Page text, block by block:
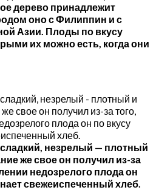
дерево принадлежит
оно с Филиппин и с
Азии. Плоды по вкусу
их можно есть, когда они
незрелый — плотный
же свое он получил из-за
недозрелого плода он
свежеиспеченный хлеб.